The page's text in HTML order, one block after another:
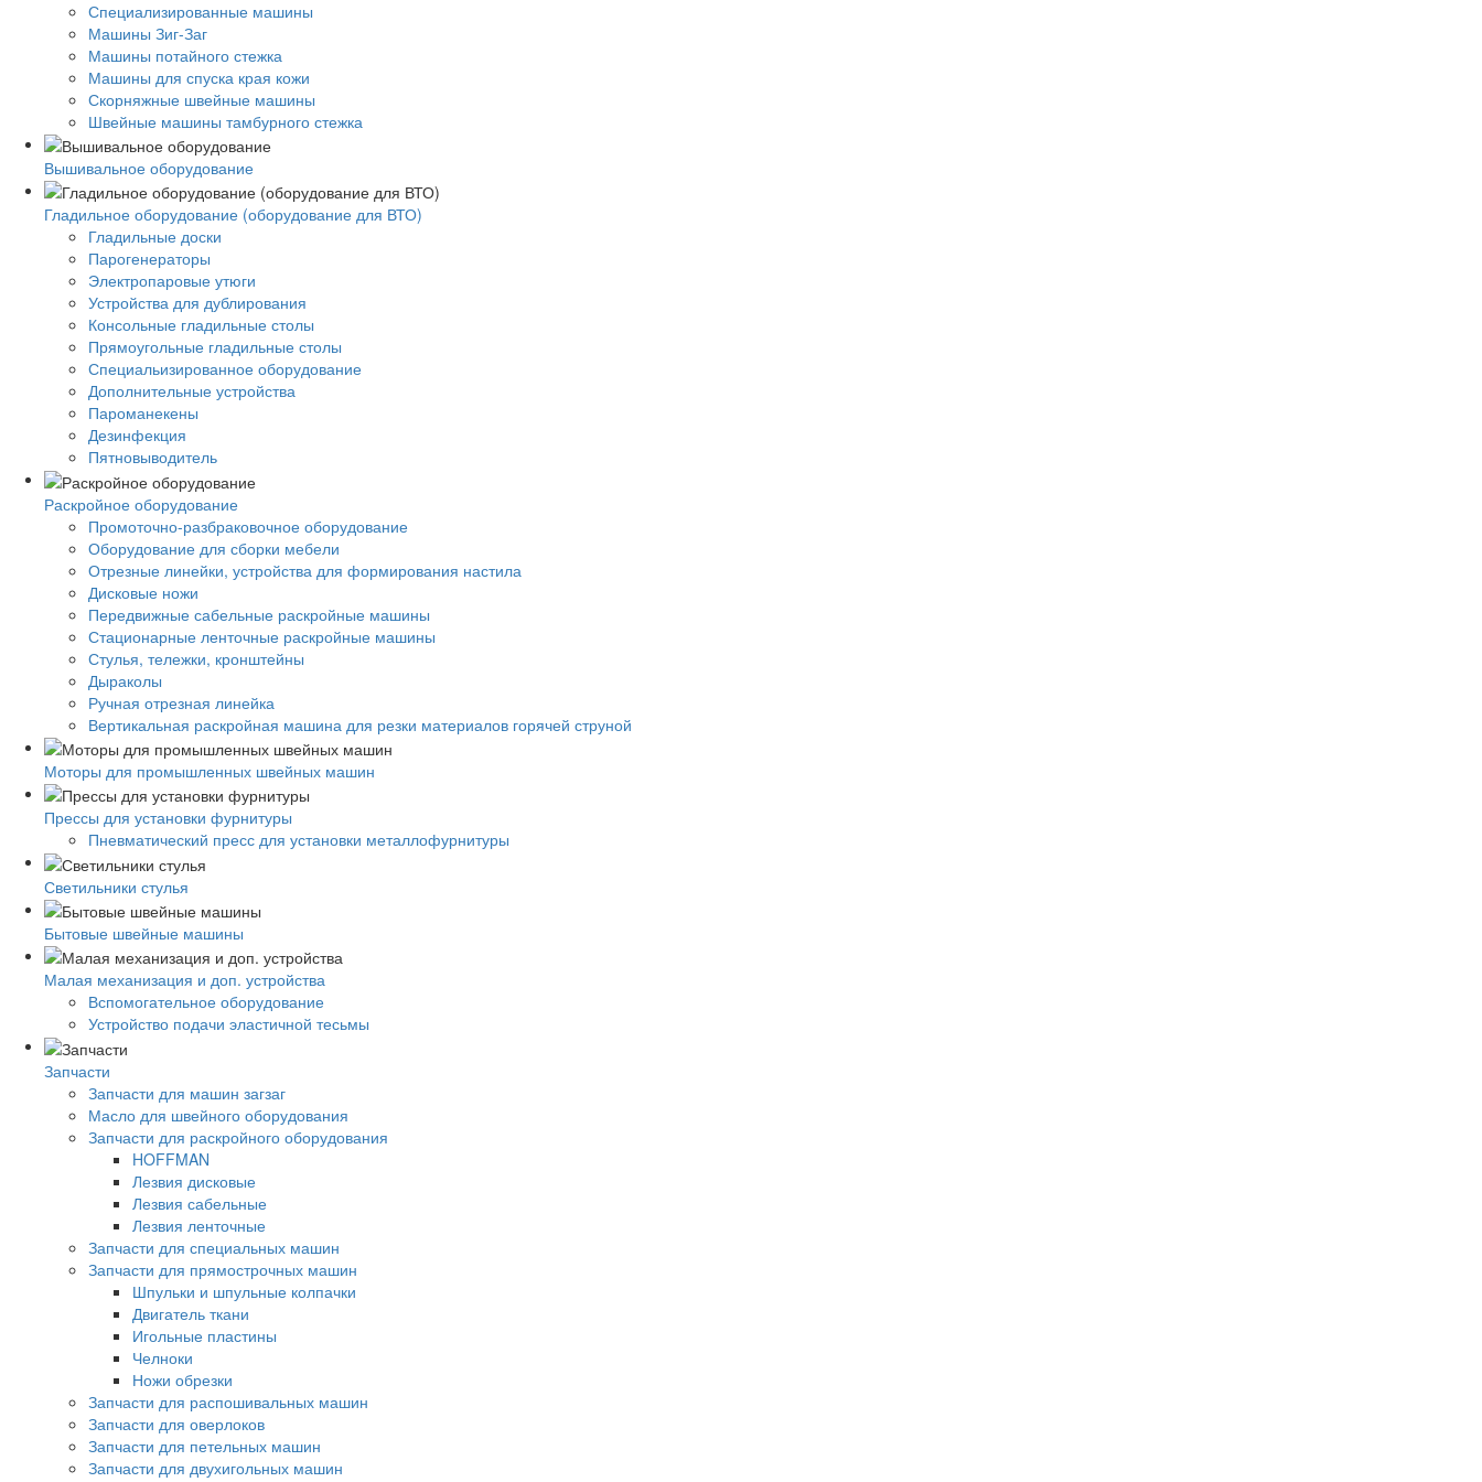
Специализированные машины
Машины Зиг-Заг
Машины потайного стежка
Машины для спуска края кожи
Скорняжные швейные машины
Швейные машины тамбурного стежка
Вышивальное оборудование
Гладильное оборудование (оборудование для ВТО)
Гладильные доски
Парогенераторы
Электропаровые утюги
Устройства для дублирования
Консольные гладильные столы
Прямоугольные гладильные столы
Специальизированное оборудование
Дополнительные устройства
Пароманекены
Дезинфекция
Пятновыводитель
Раскройное оборудование
Промоточно-разбраковочное оборудование
Оборудование для сборки мебели
Отрезные линейки, устройства для формирования настила
Дисковые ножи
Передвижные сабельные раскройные машины
Стационарные ленточные раскройные машины
Стулья, тележки, кронштейны
Дыраколы
Ручная отрезная линейка
Вертикальная раскройная машина для резки материалов горячей струной
Моторы для промышленных швейных машин
Прессы для установки фурнитуры
Пневматический пресс для установки металлофурнитуры
Светильники стулья
Бытовые швейные машины
Малая механизация и доп. устройства
Вспомогательное оборудование
Устройство подачи эластичной тесьмы
Запчасти
Запчасти для машин загзаг
Масло для швейного оборудования
Запчасти для раскройного оборудования
HOFFMAN
Лезвия дисковые
Лезвия сабельные
Лезвия ленточные
Запчасти для специальных машин
Запчасти для прямострочных машин
Шпульки и шпульные колпачки
Двигатель ткани
Игольные пластины
Челноки
Ножи обрезки
Запчасти для распошивальных машин
Запчасти для оверлоков
Запчасти для петельных машин
Запчасти для двухигольных машин